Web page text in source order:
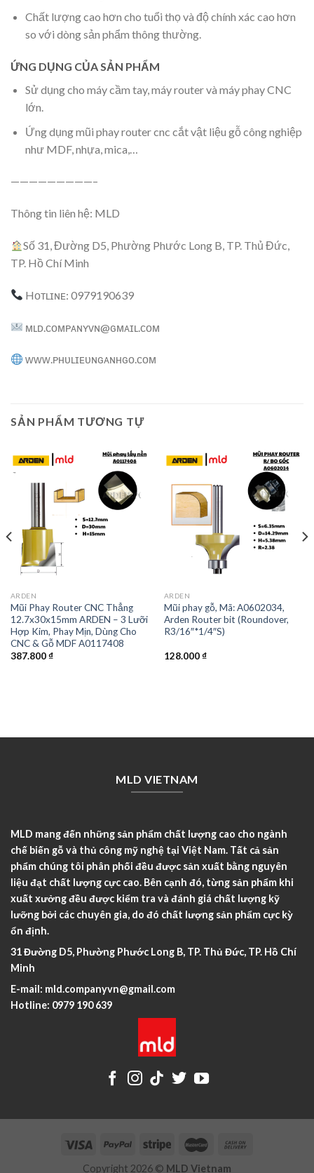
Chất lượng cao hơn cho tuổi thọ và độ chính xác cao hơn
so với dòng sản phẩm thông thường.
ỨNG DỤNG CỦA SẢN PHẨM
Sử dụng cho máy cầm tay, máy router và máy phay CNC
lớn.
Ứng dụng mũi phay router cnc cắt vật liệu gỗ công nghiệp
như MDF, nhựa, mica,…
—————————–
Thông tin liên hệ: MLD
Số 31, Đường D5, Phường Phước Long B, TP. Thủ Đức,
TP. Hồ Chí Minh
Hᴏᴛʟɪɴᴇ: 0979190639
ᴍʟᴅ.ᴄᴏᴍᴘᴀɴʏᴠɴ@ɢᴍᴀɪʟ.ᴄᴏᴍ
ᴡᴡᴡ.ᴘʜᴜʟɪᴇᴜɴɢᴀɴʜɢᴏ.ᴄᴏᴍ
SẢN PHẨM TƯƠNG TỰ
ARDEN
Mũi Phay Router CNC Thẳng
12.7x30x15mm ARDEN – 3 Lưỡi
Hợp Kim, Phay Mịn, Dùng Cho
CNC & Gỗ MDF A0117408
387.800₫
ARDEN
Mũi phay gỗ, Mã: A0602034,
Arden Router bit (Roundover,
R3/16″*1/4″S)
128.000₫
MLD VIETNAM
MLD mang đến những sản phẩm chất lượng cao cho ngành
chế biến gỗ và thủ công mỹ nghệ tại Việt Nam. Tất cả sản
phẩm chúng tôi phân phối đều được sản xuất bằng nguyên
liệu đạt chất lượng cực cao. Bên cạnh đó, từng sản phẩm khi
xuất xưởng đều được kiểm tra và đánh giá chất lượng kỹ
lưỡng bởi các chuyên gia, do đó chất lượng sản phẩm cực kỳ
ổn định.
31 Đường D5, Phường Phước Long B, TP. Thủ Đức, TP. Hồ Chí
Minh
E-mail: mld.companyvn@gmail.com
Hotline: 0979 190 639
Copyright 2026 © MLD Vietnam